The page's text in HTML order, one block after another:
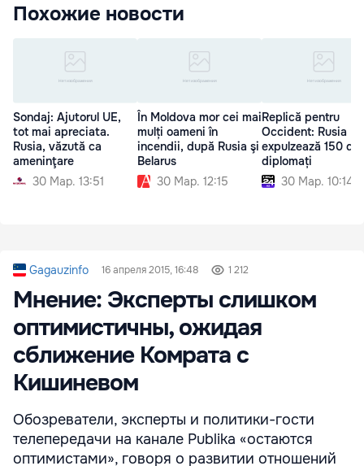
Похожие новости
Sondaj: Ajutorul UE,
tot mai apreciata.
Rusia, văzută ca
ameninţare
30 Мар. 13:51
În Moldova mor cei mai
mulți oameni în
incendii, după Rusia şi
Belarus
30 Мар. 12:15
Replică pentru
Occident: Rusia
expulzează 150 de
diplomați
30 Мар. 10:14
Gagauzinfo 16 апреля 2015, 16:48 1 212
Мнение: Эксперты слишком
оптимистичны, ожидая
сближение Комрата с
Кишиневом
Обозреватели, эксперты и политики-гости
телепередачи на канале Publika «остаются
оптимистами», говоря о развитии отношений